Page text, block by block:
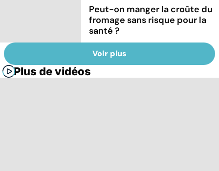
Peut-on manger la croûte du
fromage sans risque pour la
santé ?
Voir plus
Plus de vidéos